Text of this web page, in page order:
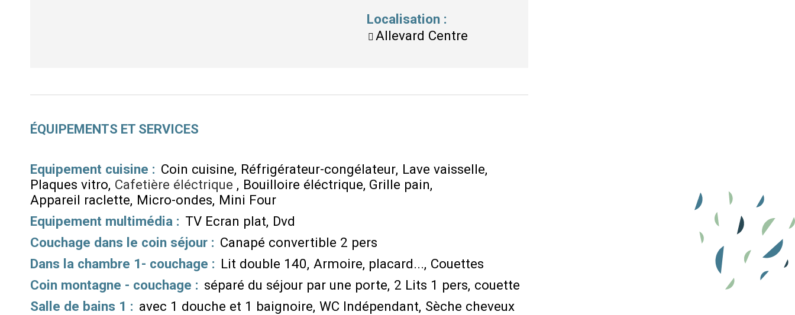
Localisation :
Allevard Centre
ÉQUIPEMENTS ET SERVICES
Equipement cuisine : Coin cuisine Réfrigérateur-congélateur Lave vaisselle
Plaques vitro Cafetière éléctrique Bouilloire éléctrique Grille pain
Appareil raclette Micro-ondes Mini Four
Equipement multimédia : TV Ecran plat Dvd
Couchage dans le coin séjour : Canapé convertible 2 pers
Dans la chambre 1- couchage : Lit double 140 Armoire, placard... Couettes
Coin montagne - couchage : séparé du séjour par une porte 2 Lits 1 pers couette
Salle de bains 1 : avec 1 douche et 1 baignoire WC Indépendant Sèche cheveux